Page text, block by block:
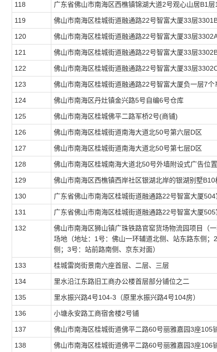
118 广东省佛山市南海区西樵镇锦湖大道2号观心山居B1层
119 佛山市南海区桂城街道融通路22号智富大厦33层
120 佛山市南海区桂城街道融通路22号智富大厦33层
121 佛山市南海区桂城街道融通路22号智富大厦33层
122 佛山市南海区桂城街道融通路22号智富大厦33层
123 佛山市南海区桂城街道融通路22号智富大厦负一层7个
124 佛山市南海区丹灶镇金兴路5号自编6号仓库
125 佛山市南海区桂城佛平二路军桥2号(商铺)
126 佛山市南海区桂城街道南海大道北50号第六层D区
127 佛山市南海区桂城街道南海大道北50号第七层D区
128 佛山市南海区桂城南海大道北50号外墙附设式广告位
129 佛山市南海区西樵镇西岸社区银湖北岸的银湖别墅B10
130 广东省佛山市南海区桂城街道融通路22号智富大厦504
131 广东省佛山市南海区桂城街道融通路22号智富大厦505
132
佛山市南海区狮山镇广珠铁路官窑货场物流园项目（
场地（地址：1号：佛山一环辅道北侧、站东路东侧
侧；3号：站前路南侧、京东对面）
133 桂城雷岗街景南六座首层、二层、三层
134 里水沿江东路旧工商办公楼首层部分铺位之二
135 里水振兴路4号104-3（原里水振兴路4号104房）
136 小塘永安路工商宿舍楼2号铺
137 佛山市南海区桂城街道佛平二路60号丽雅嘉园3座105
138 佛山市南海区桂城街道佛平二路60号丽雅嘉园3座106